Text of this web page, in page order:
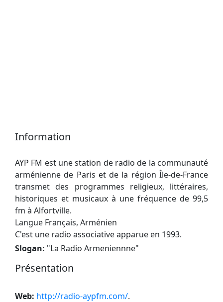
Information
AYP FM est une station de radio de la communauté
arménienne de Paris et de la région Île-de-France
transmet des programmes religieux, littéraires,
historiques et musicaux à une fréquence de 99,5
fm à Alfortville.
Langue Français, Arménien
C'est une radio associative apparue en 1993.
Slogan: "La Radio Armeniennne"
Présentation
Web: http://radio-aypfm.com/.